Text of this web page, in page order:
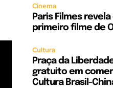
Cinema
Paris Filmes
primeiro filme de
Cultura
Praça da
gratuito em
Cultura Brasil-